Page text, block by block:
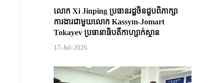
លោក Xi Jinping ប្រធានរដ្ឋចិន​ជួបពិភាក្សា​
ការងារជាមួយ​លោក Kassym-Jomart ​
Tokayev ​ប្រធានាធិបតី​កាហ្សាក់ស្ថាន​
17-Jul-2026